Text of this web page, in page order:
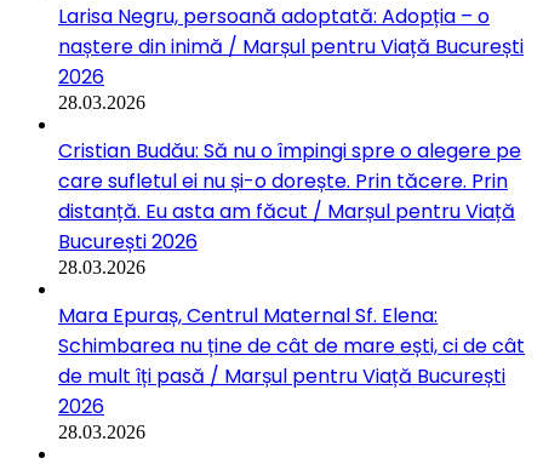
Larisa Negru, persoană adoptată: Adopția – o
naștere din inimă / Marșul pentru Viață București
2026
28.03.2026
Cristian Budău: Să nu o împingi spre o alegere pe
care sufletul ei nu și-o dorește. Prin tăcere. Prin
distanță. Eu asta am făcut / Marșul pentru Viață
București 2026
28.03.2026
Mara Epuraș, Centrul Maternal Sf. Elena:
Schimbarea nu ține de cât de mare ești, ci de cât
de mult îți pasă / Marșul pentru Viață București
2026
28.03.2026